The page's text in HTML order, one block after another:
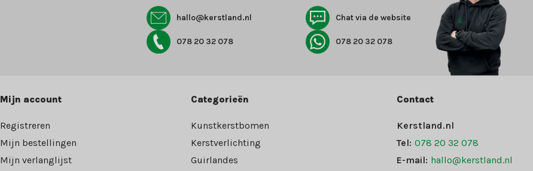
hallo@kerstland.nl Chat via de website
078 20 32 078 078 20 32 078
Mijn account
Registreren
Mijn bestellingen
Mijn verlanglijst
Categorieën
Kunstkerstbomen
Kerstverlichting
Guirlandes
Contact
Kerstland.nl
Tel: 078 20 32 078
E-mail: hallo@kerstland.nl